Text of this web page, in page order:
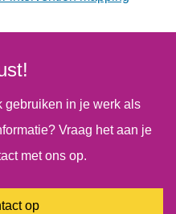
gebruiken in je werk als
Vraag het aan je
met ons op.
op